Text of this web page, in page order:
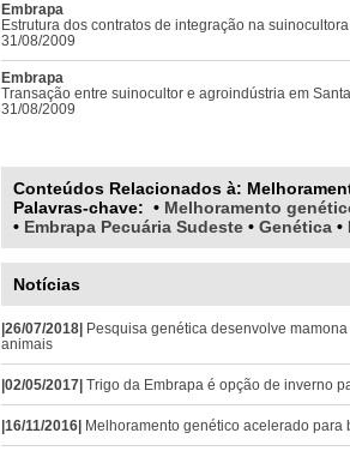
Embrapa
Estrutura dos contratos de integração na
31/08/2009
Embrapa
Transação entre suinocultor e agroindústria em
31/08/2009
Conteúdos Relacionados à:
Palavras-chave: • Melhoramento
• Embrapa Pecuária Sudeste • Genética •
Notícias
|26/07/2018| Pesquisa genética desenvolve
animais
|02/05/2017| Trigo da Embrapa é opção de inverno
|16/11/2016| Melhoramento genético acelerado para